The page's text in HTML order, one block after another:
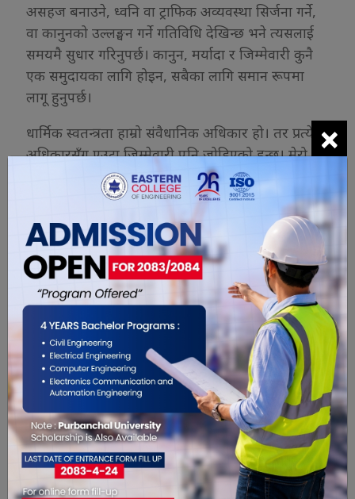
असहज बनाउने, ध्वनि वा ट्राफिक अव्यवस्था सिर्जना गर्ने,
वा कानुनको उल्लङ्घन गर्ने गतिविधि देखिन्छ भने त्यसलाई
समयमै सुधार गरिनुपर्छ। कानुन, मर्यादा र जिम्मेवारी कुनै
एक समुदायका लागि होइन, सबैका लागि समान रूपमा
लागू हुनुपर्छ।
धार्मिक स्वतन्त्रता हाम्रो संवैधानिक अधिकार हो। तर प्रत्येक
अधिकारसँग एउटा जिम्मेवारी पनि जोडिएको हुन्छ। मेरो
धार्मिक स्वतन्त्रताको प्रयोग त्यहीँसम्म उचित हुन्छ, जहाँसम्म
त्यसले अर्को नागरिकको शान्ति, सुरक्षा, सम्मान र
अधिकारमा अनावश्यक असर पार्दैन। यही सन्तुलन कायम
गर्नु नै सभ्य र जिम्मेवार समाजको पहिचान हो।
म सम्पूर्ण धार्मिक अगुवा, बुद्धिजीवी, सामाजिक अभियन्ता,
युवा, नागरिक समाज, जिल्ला प्रशासन कार्यालय,
महानगरपालिका, सुरक्षा निकाय तथा सम्पूर्ण
आयोजकहरूसँग हार्दिक अनुरोध गर्दछु—अब समय
आएको छ, हामी सबै एउटै टेबलमा बसौँ। सार्वजनिक
धार्मिक कार्यक्रम सञ्चालनका लागि साझा आचारसंहिता
निर्माण गरौँ। धार्मिक आस्थाको पूर्ण सम्मान गर्दै ध्वनि
प्रदूषण, ट्राफिक व्यवस्थापन, सार्वजनिक सरसफाइ, सुरक्षा,
अनुशासन र सामाजिक सद्भावलाई केन्द्रमा राखेर स्पष्ट
मापदण्ड तय गरौँ। नियम सबैका लागि समान होस्,
कार्यान्वयन पनि सबैका लागि समान होस्।
×